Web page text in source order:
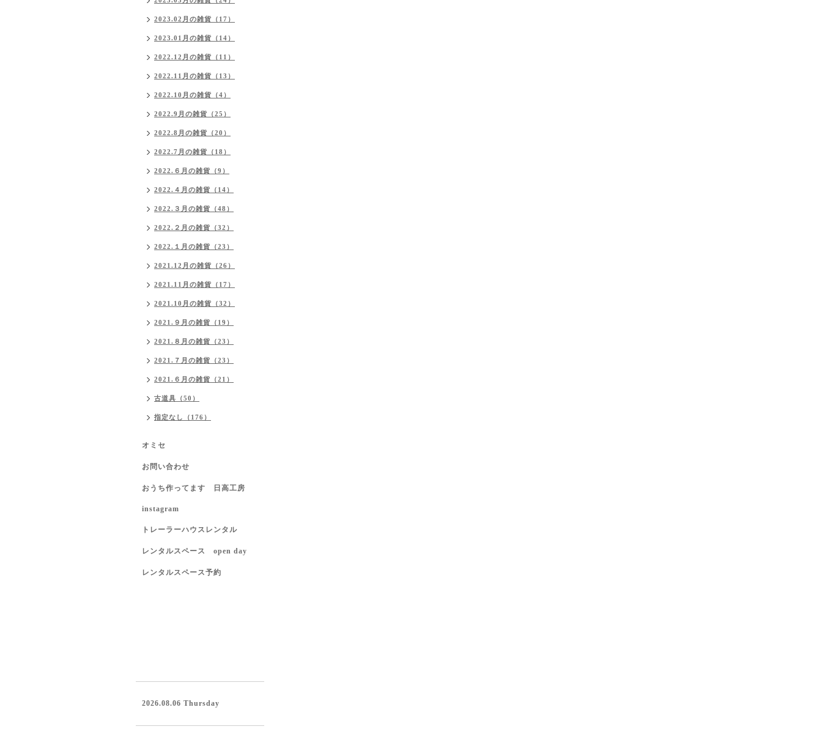
2023.02月の雑貨（17）
2023.01月の雑貨（14）
2022.12月の雑貨（11）
2022.11月の雑貨（13）
2022.10月の雑貨（4）
2022.9月の雑貨（25）
2022.8月の雑貨（20）
2022.7月の雑貨（18）
2022.６月の雑貨（9）
2022.４月の雑貨（14）
2022.３月の雑貨（48）
2022.２月の雑貨（32）
2022.１月の雑貨（23）
2021.12月の雑貨（26）
2021.11月の雑貨（17）
2021.10月の雑貨（32）
2021.９月の雑貨（19）
2021.８月の雑貨（23）
2021.７月の雑貨（23）
2021.６月の雑貨（21）
古道具（50）
指定なし（176）
オミセ
お問い合わせ
おうち作ってます 日高工房
instagram
トレーラーハウスレンタル
レンタルスペース open day
レンタルスペース予約
2026.08.06 Thursday